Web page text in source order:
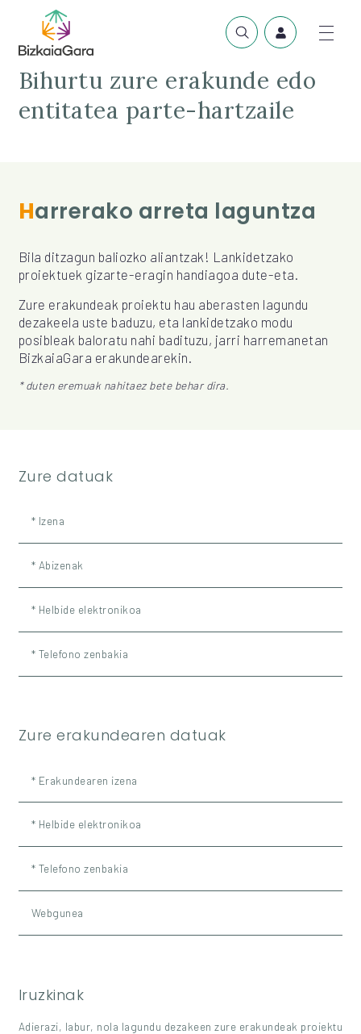
Bihurtu zure erakunde edo
entitatea parte-hartzaile
Harrerako arreta laguntza
Bila ditzagun baliozko aliantzak! Lankidetzako
proiektuek gizarte-eragin handiagoa dute-eta.
Zure erakundeak proiektu hau aberasten lagundu
dezakeela uste baduzu, eta lankidetzako modu
posibleak baloratu nahi badituzu, jarri harremanetan
BizkaiaGara erakundearekin.
* duten eremuak nahitaez bete behar dira.
Zure datuak
* Izena
* Abizenak
* Helbide elektronikoa
* Telefono zenbakia
Zure erakundearen datuak
* Erakundearen izena
* Helbide elektronikoa
* Telefono zenbakia
Webgunea
Iruzkinak
Adierazi, labur, nola lagundu dezakeen zure erakundeak proiektu